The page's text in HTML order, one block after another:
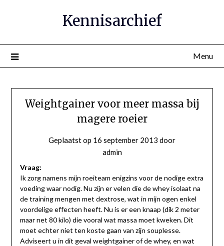
inhoud
Kennisarchief
Menu
Weightgainer voor meer massa bij
magere roeier
Geplaatst op 16 september 2013 door
admin
Vraag:
Ik zorg namens mijn roeiteam enigzins voor de nodige extra
voeding waar nodig. Nu zijn er velen die de whey isolaat na
de training mengen met dextrose, wat in mijn ogen enkel
voordelige effecten heeft. Nu is er een knaap (dik 2 meter
maar net 80 kilo) die vooral wat massa moet kweken. Dit
moet echter niet ten koste gaan van zijn souplesse.
Adviseert u in dit geval weightgainer of de whey, en wat